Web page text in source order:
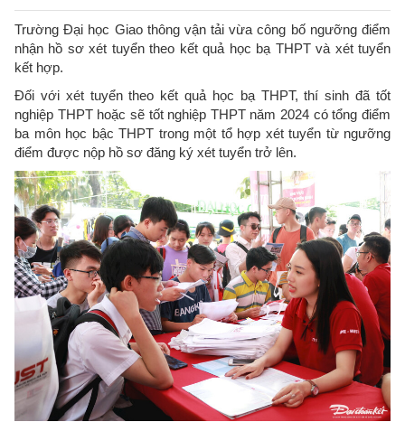
Trường Đại học Giao thông vận tải vừa công bố ngưỡng điểm
nhận hồ sơ xét tuyển theo kết quả học bạ THPT và xét tuyển
kết hợp.
Đối với xét tuyển theo kết quả học bạ THPT, thí sinh đã tốt
nghiệp THPT hoặc sẽ tốt nghiệp THPT năm 2024 có tổng điểm
ba môn học bậc THPT trong một tổ hợp xét tuyển từ ngưỡng
điểm được nộp hồ sơ đăng ký xét tuyển trở lên.